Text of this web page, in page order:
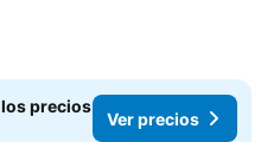
precios
Ver precios